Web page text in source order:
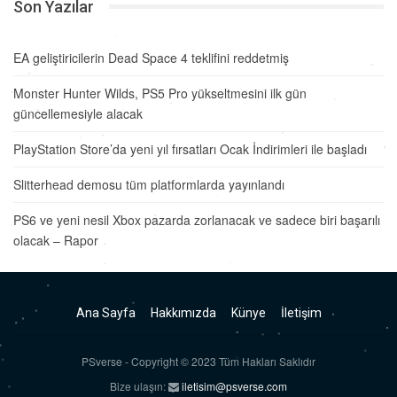
Son Yazılar
EA geliştiricilerin Dead Space 4 teklifini reddetmiş
Monster Hunter Wilds, PS5 Pro yükseltmesini ilk gün
güncellemesiyle alacak
PlayStation Store’da yeni yıl fırsatları Ocak İndirimleri ile başladı
Slitterhead demosu tüm platformlarda yayınlandı
PS6 ve yeni nesil Xbox pazarda zorlanacak ve sadece biri başarılı
olacak – Rapor
Ana Sayfa Hakkımızda Künye İletişim
PSverse - Copyright © 2023 Tüm Hakları Saklıdır
Bize ulaşın:
iletisim@psverse.com